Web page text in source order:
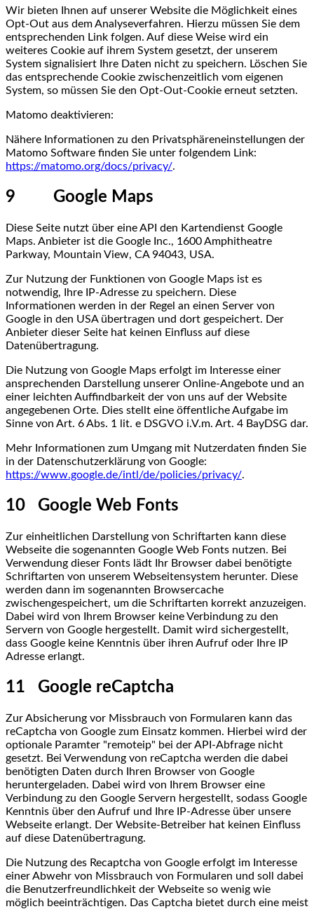
Wir bieten Ihnen auf unserer Website die Möglichkeit eines
Opt-Out aus dem Analyseverfahren. Hierzu müssen Sie dem
entsprechenden Link folgen. Auf diese Weise wird ein
weiteres Cookie auf ihrem System gesetzt, der unserem
System signalisiert Ihre Daten nicht zu speichern. Löschen Sie
das entsprechende Cookie zwischenzeitlich vom eigenen
System, so müssen Sie den Opt-Out-Cookie erneut setzten.
Matomo deaktivieren:
Nähere Informationen zu den Privatsphäreneinstellungen der
Matomo Software finden Sie unter folgendem Link:
https://matomo.org/docs/privacy/.
9 Google Maps
Diese Seite nutzt über eine API den Kartendienst Google
Maps. Anbieter ist die Google Inc., 1600 Amphitheatre
Parkway, Mountain View, CA 94043, USA.
Zur Nutzung der Funktionen von Google Maps ist es
notwendig, Ihre IP-Adresse zu speichern. Diese
Informationen werden in der Regel an einen Server von
Google in den USA übertragen und dort gespeichert. Der
Anbieter dieser Seite hat keinen Einfluss auf diese
Datenübertragung.
Die Nutzung von Google Maps erfolgt im Interesse einer
ansprechenden Darstellung unserer Online-Angebote und an
einer leichten Auffindbarkeit der von uns auf der Website
angegebenen Orte. Dies stellt eine öffentliche Aufgabe im
Sinne von Art. 6 Abs. 1 lit. e DSGVO i.V.m. Art. 4 BayDSG dar.
Mehr Informationen zum Umgang mit Nutzerdaten finden Sie
in der Datenschutzerklärung von Google:
https://www.google.de/intl/de/policies/privacy/.
10 Google Web Fonts
Zur einheitlichen Darstellung von Schriftarten kann diese
Webseite die sogenannten Google Web Fonts nutzen. Bei
Verwendung dieser Fonts lädt Ihr Browser dabei benötigte
Schriftarten von unserem Webseitensystem herunter. Diese
werden dann im sogenannten Browsercache
zwischengespeichert, um die Schriftarten korrekt anzuzeigen.
Dabei wird von Ihrem Browser keine Verbindung zu den
Servern von Google hergestellt. Damit wird sichergestellt,
dass Google keine Kenntnis über ihren Aufruf oder Ihre IP
Adresse erlangt.
11 Google reCaptcha
Zur Absicherung vor Missbrauch von Formularen kann das
reCaptcha von Google zum Einsatz kommen. Hierbei wird der
optionale Paramter "remoteip" bei der API-Abfrage nicht
gesetzt. Bei Verwendung von reCaptcha werden die dabei
benötigten Daten durch Ihren Browser von Google
heruntergeladen. Dabei wird von Ihrem Browser eine
Verbindung zu den Google Servern hergestellt, sodass Google
Kenntnis über den Aufruf und Ihre IP-Adresse über unsere
Webseite erlangt. Der Website-Betreiber hat keinen Einfluss
auf diese Datenübertragung.
Die Nutzung des Recaptcha von Google erfolgt im Interesse
einer Abwehr von Missbrauch von Formularen und soll dabei
die Benutzerfreundlichkeit der Webseite so wenig wie
möglich beeinträchtigen. Das Captcha bietet durch eine meist